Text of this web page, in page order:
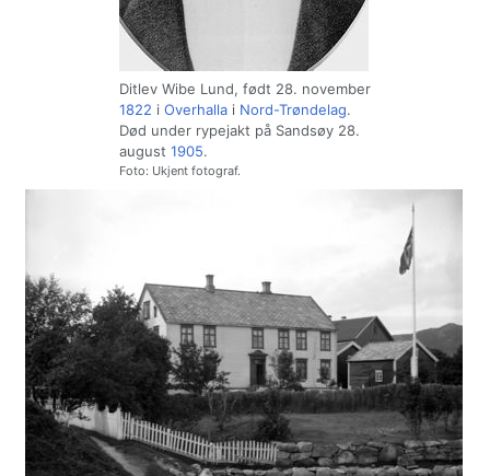
Ditlev Wibe Lund, født 28. november
1822 i Overhalla i Nord-Trøndelag.
Død under rypejakt på Sandsøy 28.
august 1905.
Foto: Ukjent fotograf.